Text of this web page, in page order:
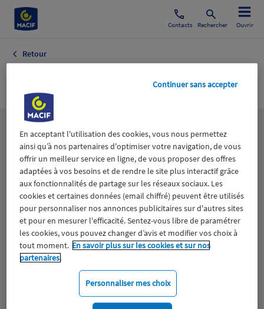
Contacts Rechercher Ouvrir
Retour
Lesthématiques
Aidants Catastrophes naturelles Climat
ESS
Expérience clients Fondation Macif Jeunesse
Mobilité
Protection de l'environnement
En acceptant l'utilisation des cookies, vous nous permettez
ainsi qu’à nos partenaires d'optimiser votre navigation, de vous
offrir un meilleur service en ligne, de vous proposer des offres
adaptées à vos besoins et de rendre le site plus interactif grâce
aux fonctionnalités de partage sur les réseaux sociaux. Les
cookies et certaines données (email chiffré) peuvent être utilisés
pour personnaliser nos annonces publicitaires sur d'autres sites
et pour en mesurer l'efficacité. Sentez-vous libre de paramétrer
les cookies, vous pouvez changer d’avis et modifier vos choix à
tout moment. En savoir plus sur les cookies et sur nos
partenaires.
Personnaliser mes choix
Continuer sans accepter